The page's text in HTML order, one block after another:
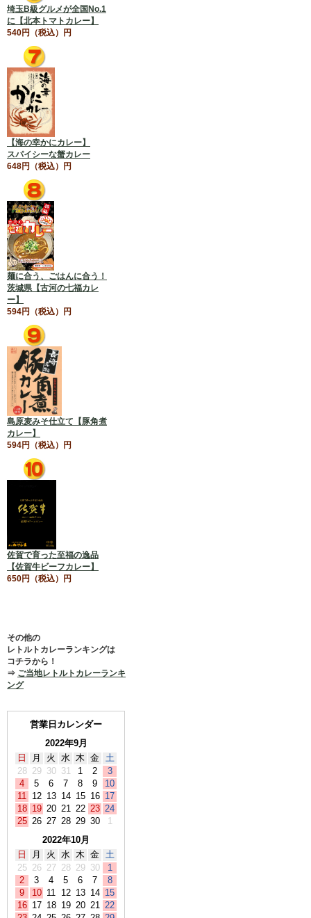
埼玉B級グルメが全国No.1
に【北本トマトカレー】
540円（税込）円
【海の幸かにカレー】
スパイシーな蟹カレー
648円（税込）円
麺に合う、ごはんに合う！
茨城県【古河の七福カレ
ー】
594円（税込）円
島原麦みそ仕立て【豚角煮
カレー】
594円（税込）円
佐賀で育った至福の逸品
【佐賀牛ビーフカレー】
650円（税込）円
その他の
レトルトカレーランキングは
コチラから！
⇒ ご当地レトルトカレーランキ
ング
営業日カレンダー
2022年9月
日
月 火 水 木 金 土
28 29 30 31 1 2
3
4
5 6 7 8 9
10
11 12 13 14 15 16 17
18 19 20 21 22 23 24
25 26 27 28 29 30
1
2022年10月
日
月 火 水 木 金 土
25 26 27 28 29 30
1
2
3 4 5 6 7
8
9
10 11 12 13 14 15
16 17 18 19 20 21 22